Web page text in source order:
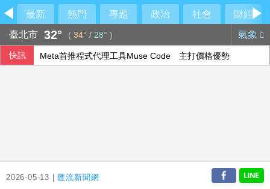
最新 熱門 專題 政治 社會
財經
臺北市 32° ( 34° / 28° ) 氣象
快訊 Meta首推程式代理工具Muse Code 主打價格優勢
2026-05-13 | 匯流新聞網